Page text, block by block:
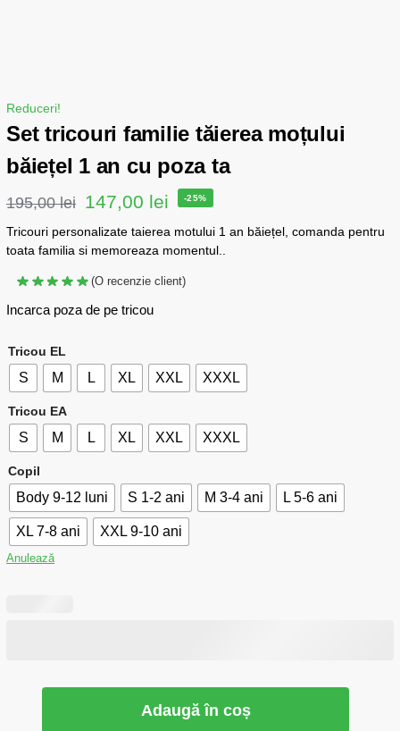
Reduceri!
Set tricouri familie tăierea moțului
băiețel 1 an cu poza ta
195,00lei 147,00 lei -25%
Tricouri personalizate taierea motului 1 an băiețel, comanda pentru
toata familia si memoreaza momentul..
(O recenzie client)
Incarca poza de pe tricou
Tricou EL
S M L XL XXL XXXL
Tricou EA
S M L XL XXL XXXL
Copil
Body 9-12 luni S 1-2 ani M 3-4 ani L 5-6 ani
XL 7-8 ani XXL 9-10 ani
Anulează
Adaugă în coș